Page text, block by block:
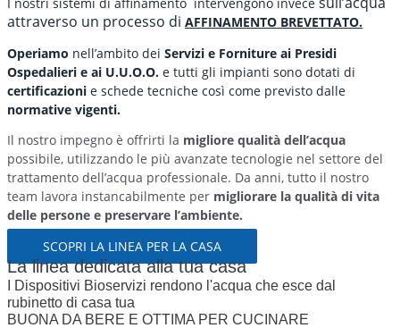
attraverso un processo di AFFINAMENTO BREVETTATO.
Operiamo nell’ambito dei Servizi e Forniture ai Presidi
Ospedalieri e ai U.U.O.O. e tutti gli impianti sono dotati di
certificazioni e schede tecniche così come previsto dalle
normative vigenti.
Il nostro impegno è offrirti la migliore qualità dell’acqua
possibile, utilizzando le più avanzate tecnologie nel settore del
trattamento dell’acqua professionale. Da anni, tutto il nostro
team lavora instancabilmente per migliorare la qualità di vita
delle persone e preservare l’ambiente.
SCOPRI LA LINEA PER LA CASA
La linea dedicata alla tua casa
I Dispositivi Bioservizi rendono l'acqua che esce dal
rubinetto di casa tua
BUONA DA BERE E OTTIMA PER CUCINARE